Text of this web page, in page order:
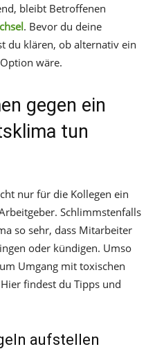
bleibt Betroffenen
. Bevor du deine
du klären, ob alternativ ein
wäre.
gegen ein
tun
nur für die Kollegen ein
Schlimmstenfalls
so sehr, dass Mitarbeiter
oder kündigen. Umso
Umgang mit toxischen
findest du Tipps und
aufstellen